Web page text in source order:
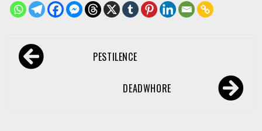
Navegación
de PESTILENCE
DEADWHORE